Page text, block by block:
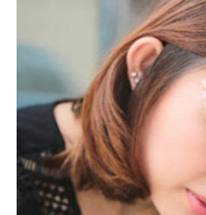
Dinh dưỡng - món ngon
Cây thuốc
Sản phụ khoa
Nhi khoa
Nam khoa
Làm đẹp - giảm cân
Phòng mạch online
Ăn sạch sống khỏe